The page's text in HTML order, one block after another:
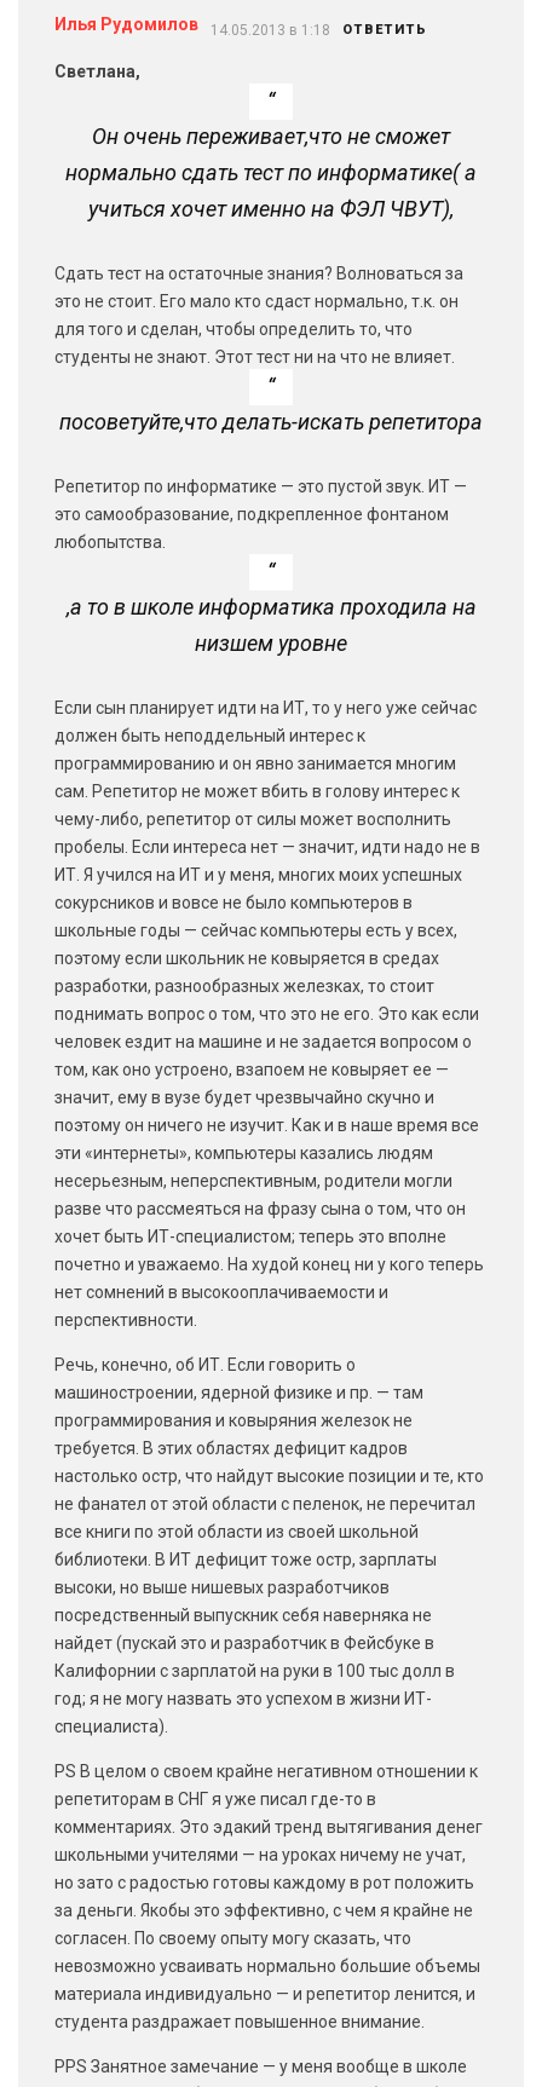
Илья Рудомилов 14.05.2013 в 1:18 ОТВЕТИТЬ
Светлана,
Он очень переживает,что не сможет
нормально сдать тест по информатике( а
учиться хочет именно на ФЭЛ ЧВУТ),
Сдать тест на остаточные знания? Волноваться за
это не стоит. Его мало кто сдаст нормально, т.к. он
для того и сделан, чтобы определить то, что
студенты не знают. Этот тест ни на что не влияет.
посоветуйте,что делать-искать репетитора
Репетитор по информатике — это пустой звук. ИТ —
это самообразование, подкрепленное фонтаном
любопытства.
,а то в школе информатика проходила на
низшем уровне
Если сын планирует идти на ИТ, то у него уже сейчас
должен быть неподдельный интерес к
программированию и он явно занимается многим
сам. Репетитор не может вбить в голову интерес к
чему-либо, репетитор от силы может восполнить
пробелы. Если интереса нет — значит, идти надо не в
ИТ. Я учился на ИТ и у меня, многих моих успешных
сокурсников и вовсе не было компьютеров в
школьные годы — сейчас компьютеры есть у всех,
поэтому если школьник не ковыряется в средах
разработки, разнообразных железках, то стоит
поднимать вопрос о том, что это не его. Это как если
человек ездит на машине и не задается вопросом о
том, как оно устроено, взапоем не ковыряет ее —
значит, ему в вузе будет чрезвычайно скучно и
поэтому он ничего не изучит. Как и в наше время все
эти «интернеты», компьютеры казались людям
несерьезным, неперспективным, родители могли
разве что рассмеяться на фразу сына о том, что он
хочет быть ИТ-специалистом; теперь это вполне
почетно и уважаемо. На худой конец ни у кого теперь
нет сомнений в высокооплачиваемости и
перспективности.
Речь, конечно, об ИТ. Если говорить о
машиностроении, ядерной физике и пр. — там
программирования и ковыряния железок не
требуется. В этих областях дефицит кадров
настолько остр, что найдут высокие позиции и те, кто
не фанател от этой области с пеленок, не перечитал
все книги по этой области из своей школьной
библиотеки. В ИТ дефицит тоже остр, зарплаты
высоки, но выше нишевых разработчиков
посредственный выпускник себя наверняка не
найдет (пускай это и разработчик в Фейсбуке в
Калифорнии с зарплатой на руки в 100 тыс долл в
год; я не могу назвать это успехом в жизни ИТ-
специалиста).
PS В целом о своем крайне негативном отношении к
репетиторам в СНГ я уже писал где-то в
комментариях. Это эдакий тренд вытягивания денег
школьными учителями — на уроках ничему не учат,
но зато с радостью готовы каждому в рот положить
за деньги. Якобы это эффективно, с чем я крайне не
согласен. По своему опыту могу сказать, что
невозможно усваивать нормально большие объемы
материала индивидуально — и репетитор ленится, и
студента раздражает повышенное внимание.
PPS Занятное замечание — у меня вообще в школе